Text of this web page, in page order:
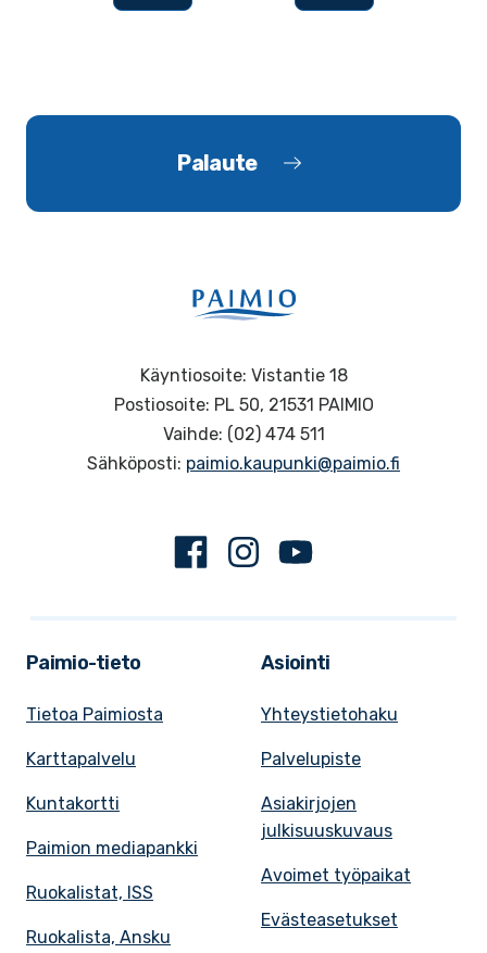
Palaute
Käyntiosoite: Vistantie 18
Postiosoite: PL 50, 21531 PAIMIO
Vaihde: (02) 474 511
Sähköposti: paimio.kaupunki@paimio.fi
FacebookInstagram
Paimio-tieto
Tietoa Paimiosta
Karttapalvelu
Kuntakortti
Paimion mediapankki
Ruokalistat, ISS
Ruokalista, Ansku
Asiointi
Yhteystietohaku
Palvelupiste
Asiakirjojen
julkisuuskuvaus
Avoimet työpaikat
Evästeasetukset